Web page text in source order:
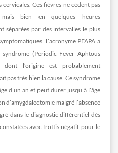
Ces fièvres ne cèdent pas
bien en quelques heures
séparées par des intervalles le plus
L’acronyme PFAPA a
(Periodic Fever Aphtous
dont l’origine est probablement
pas très bien la cause. Ce syndrome
d’un an et peut durer jusqu’à l’âge
d’amygdalectomie malgré l’absence
dans le diagnostic différentiel dès
avec frottis négatif pour le